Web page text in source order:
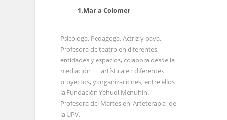
1.María Colomer
Psicóloga, Pedagoga, Actriz y paya.
Profesora de teatro en diferentes
entidades y espacios, colabora desde la
mediación artística en diferentes
proyectos, y organizaciones, entre ellos
la Fundación Yehudi Menuhin.
Profesora del Martes en Arteterapia de
la UPV.